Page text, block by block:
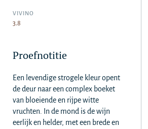
VIVINO
3.8
Proefnotitie
Een levendige strogele kleur opent
de deur naar een complex boeket
van bloeiende en rijpe witte
vruchten. In de mond is de wijn
eerlijk en helder, met een brede en